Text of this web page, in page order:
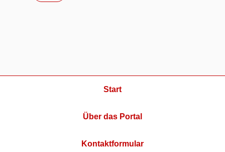
Start
Über das Portal
Kontaktformular